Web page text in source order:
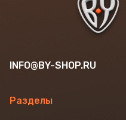
INFO@BY-SHOP.RU
Разделы